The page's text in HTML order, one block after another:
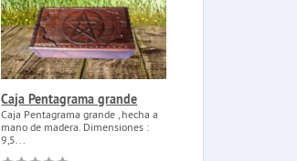
Caja Pentagrama grande
Caja Pentagrama grande , hecha a
mano de madera. Dimensiones :
9,5...